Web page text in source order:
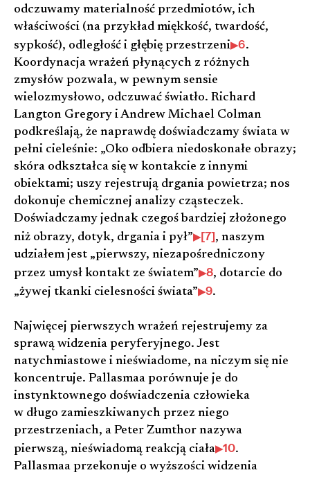
odczuwamy materialność przedmiotów, ich
właściwości (na przykład miękkość, twardość,
sypkość), odległość i głębię przestrzeni
6.
Koordynacja wrażeń płynących z różnych
zmysłów pozwala, w pewnym sensie
wielozmysłowo, odczuwać światło. Richard
Langton Gregory i Andrew Michael Colman
podkreślają, że naprawdę doświadczamy świata w
pełni cieleśnie: „Oko odbiera niedoskonałe obrazy;
skóra odkształca się w kontakcie z innymi
obiektami; uszy rejestrują drgania powietrza; nos
dokonuje chemicznej analizy cząsteczek.
Doświadczamy jednak czegoś bardziej złożonego
niż obrazy, dotyk, drgania i pył”
[7], naszym
udziałem jest „pierwszy, niezapośredniczony
przez umysł kontakt ze światem”
8, dotarcie do
„żywej tkanki cielesności świata”
9.
Najwięcej pierwszych wrażeń rejestrujemy za
sprawą widzenia peryferyjnego. Jest
natychmiastowe i nieświadome, na niczym się nie
koncentruje. Pallasmaa porównuje je do
instynktownego doświadczenia człowieka
w długo zamieszkiwanych przez niego
przestrzeniach, a Peter Zumthor nazywa
pierwszą, nieświadomą reakcją ciała
10.
Pallasmaa przekonuje o wyższości widzenia